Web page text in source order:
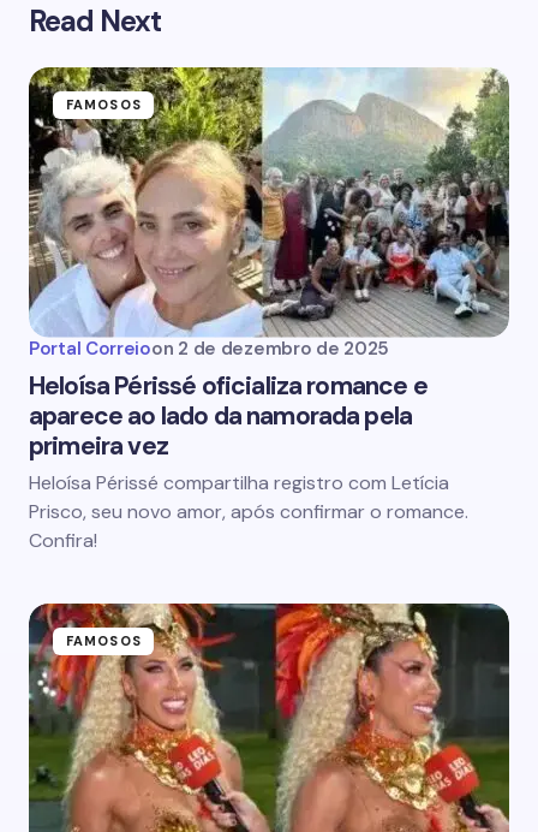
Read Next
FAMOSOS
Portal Correioon 2 de dezembro de 2025
Heloísa Périssé oficializa romance e
aparece ao lado da namorada pela
primeira vez
Heloísa Périssé compartilha registro com Letícia
Prisco, seu novo amor, após confirmar o romance.
Confira!
FAMOSOS